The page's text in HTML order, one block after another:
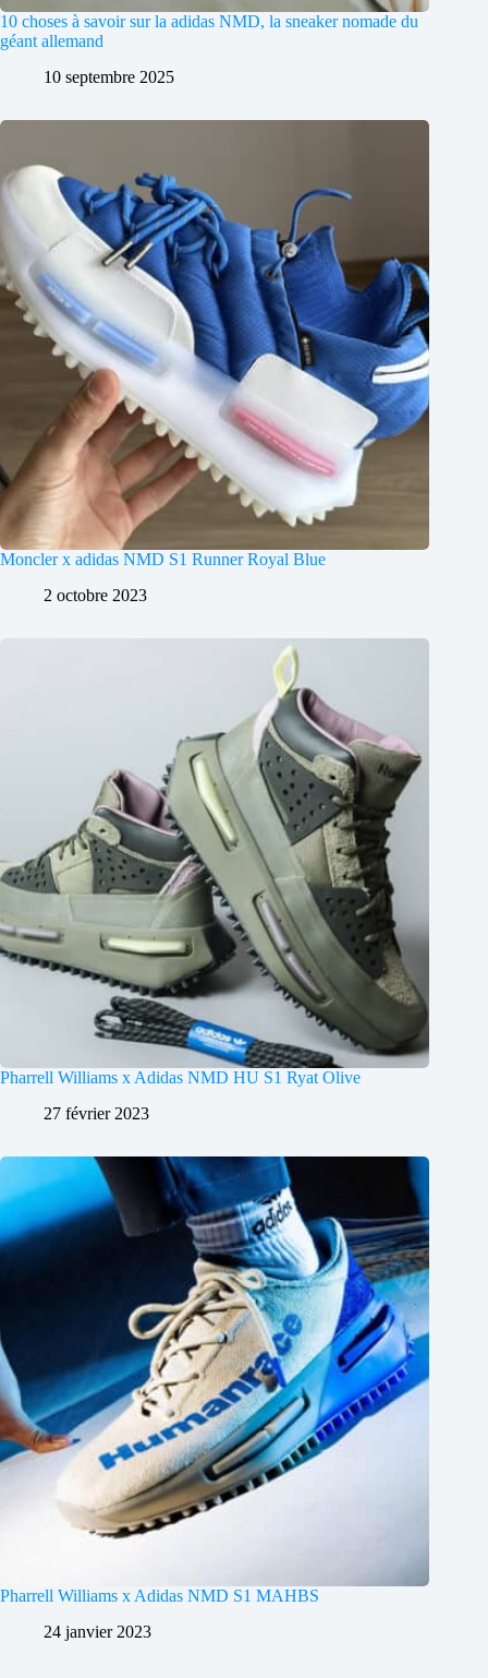
10 choses à savoir sur la adidas NMD, la sneaker nomade du
géant allemand
10 septembre 2025
Moncler x adidas NMD S1 Runner Royal Blue
2 octobre 2023
Pharrell Williams x Adidas NMD HU S1 Ryat Olive
27 février 2023
Pharrell Williams x Adidas NMD S1 MAHBS
24 janvier 2023